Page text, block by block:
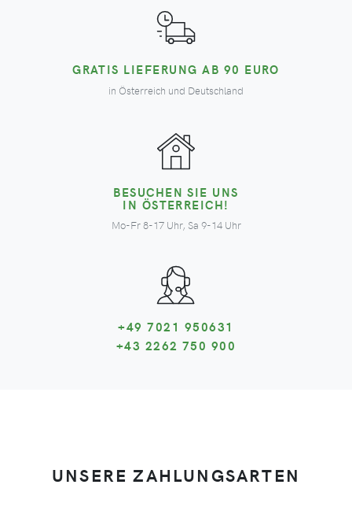
GRATIS LIEFERUNG AB 90 EURO
in Österreich und Deutschland
BESUCHEN SIE UNS
IN ÖSTERREICH!
Mo-Fr 8-17 Uhr, Sa 9-14 Uhr
+49 7021 950631
+43 2262 750 900
UNSERE ZAHLUNGSARTEN